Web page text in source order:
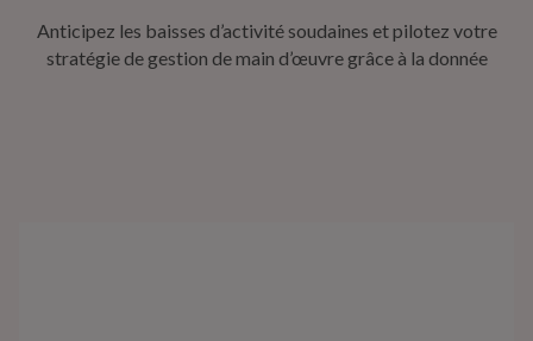
Anticipez les baisses d’activité soudaines et pilotez votre
stratégie de gestion de main d’œuvre grâce à la donnée